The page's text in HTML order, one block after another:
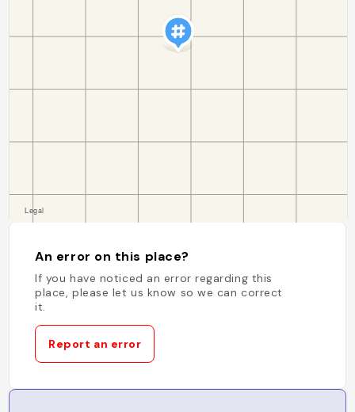
An error on this place?
If you have noticed an error regarding this
place, please let us know so we can correct
it.
Report an error